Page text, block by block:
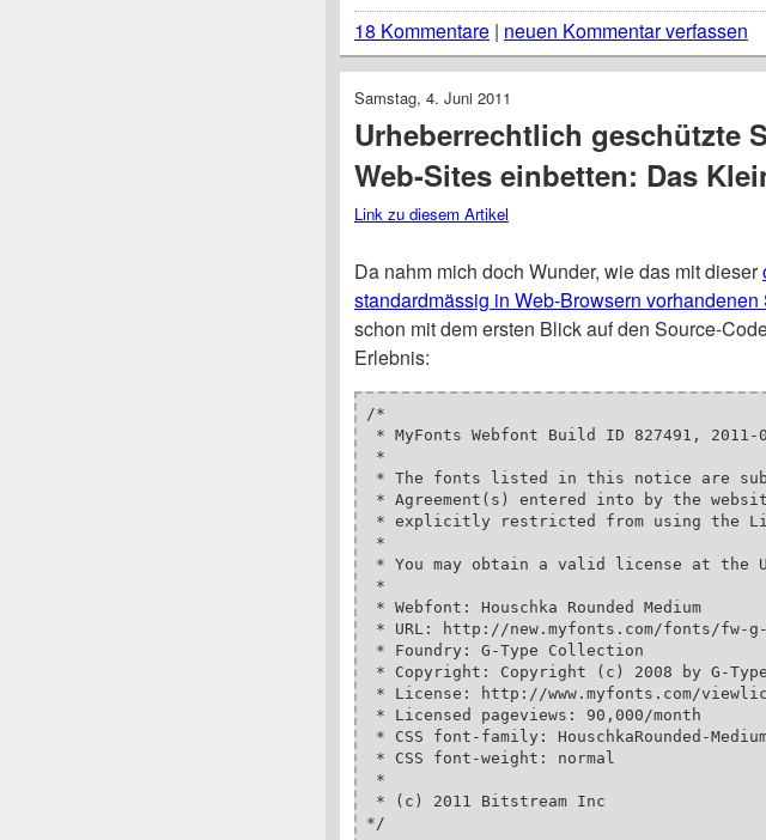
18 Kommentare | neuen Kommentar verfassen
Samstag, 4. Juni 2011
Urheberrechtlich geschützte
Web-Sites einbetten: Das
Link zu diesem Artikel
Da nahm mich doch Wunder, wie das mit dieser
standardmässig in Web-Browsern vorhandenen
schon mit dem ersten Blick auf den Source-
Erlebnis:
/*
* MyFonts Webfont Build ID 827491, 2011-
*
* The fonts listed in this notice are
* Agreement(s) entered into by the
* explicitly restricted from using the
*
* You may obtain a valid license at the
*
* Webfont: Houschka Rounded Medium
* URL: http://new.myfonts.com/fonts/fw-g-
* Foundry: G-Type Collection
* Copyright: Copyright (c) 2008 by G-
* License: http://www.myfonts.com/
* Licensed pageviews: 90,000/month
* CSS font-family: HouschkaRounded-
* CSS font-weight: normal
*
* (c) 2011 Bitstream Inc
*/